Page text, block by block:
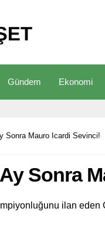
Gündem Ekonomi
Sonra Mauro Icardi Sevinci!
Sonra
ilan